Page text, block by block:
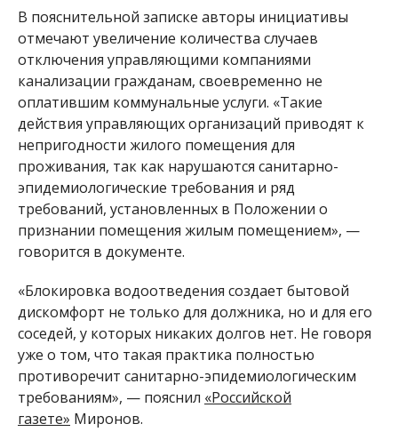
В пояснительной записке авторы инициативы
отмечают увеличение количества случаев
отключения управляющими компаниями
канализации гражданам, своевременно не
оплатившим коммунальные услуги. «Такие
действия управляющих организаций приводят к
непригодности жилого помещения для
проживания, так как нарушаются санитарно-
эпидемиологические требования и ряд
требований, установленных в Положении о
признании помещения жилым помещением», —
говорится в документе.
«Блокировка водоотведения создает бытовой
дискомфорт не только для должника, но и для его
соседей, у которых никаких долгов нет. Не говоря
уже о том, что такая практика полностью
противоречит санитарно-эпидемиологическим
требованиям», — пояснил «Российской
газете» Миронов.